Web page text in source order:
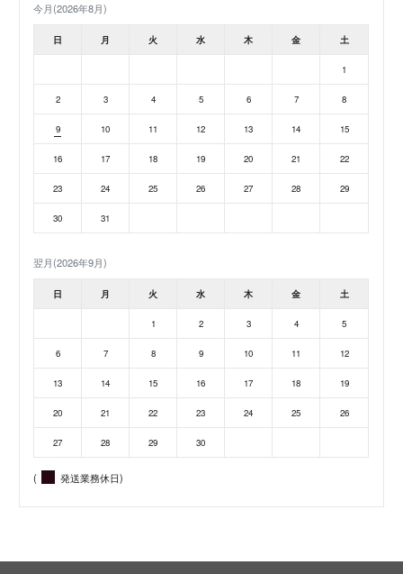
今月(2026年8月)
日 月 火 水 木 金 土
1
2 3 4 5 6 7 8
9 10 11 12 13 14 15
16 17 18 19 20 21 22
23 24 25 26 27 28 29
30 31
翌月(2026年9月)
日 月 火 水 木 金 土
1 2 3 4 5
6 7 8 9 10 11 12
13 14 15 16 17 18 19
20 21 22 23 24 25 26
27 28 29 30
( 発送業務休日)